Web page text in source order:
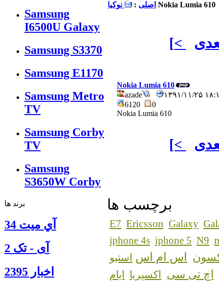
Samsung
I6500U Galaxy
Samsung S3370
Samsung E1170
Samsung Metro
TV
Samsung Corby
TV
Samsung
S3650W Corby
برند ها
آي ميت 34
آی - تک 2
اخبار 2395
اصلی : نوكيا Nokia Lumia 610
[<
Nokia Lumia 610
azade
۱۱/۲۵ ۱۸:۱۲
6120
0
Nokia Lumia 610
[<
برچسب ها
E7 Ericsson Galaxy
iphone 4s iphone 5 N9
اس ام اس استیو
اچ تی سی اکسپریا ایام